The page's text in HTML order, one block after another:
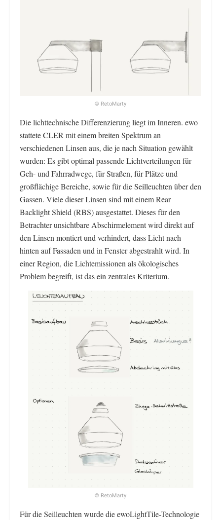
© RetoMarty
Die lichttechnische Differenzierung liegt im Inneren. ewo
stattete CLER mit einem breiten Spektrum an
verschiedenen Linsen aus, die je nach Situation gewählt
wurden: Es gibt optimal passende Lichtverteilungen für
Geh- und Fahrradwege, für Straßen, für Plätze und
großflächige Bereiche, sowie für die Seilleuchten über den
Gassen. Viele dieser Linsen sind mit einem Rear
Backlight Shield (RBS) ausgestattet. Dieses für den
Betrachter unsichtbare Abschirmelement wird direkt auf
den Linsen montiert und verhindert, dass Licht nach
hinten auf Fassaden und in Fenster abgestrahlt wird. In
einer Region, die Lichtemissionen als ökologisches
Problem begreift, ist das ein zentrales Kriterium.
© RetoMarty
Für die Seilleuchten wurde die ewoLightTile-Technologie